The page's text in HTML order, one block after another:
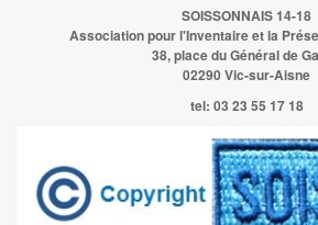
SOISSONNAIS 14-18
Association pour l'Inventaire et la
38, place du Général de
02290 Vic-sur-Aisne
tel: 03 23 55 17 18